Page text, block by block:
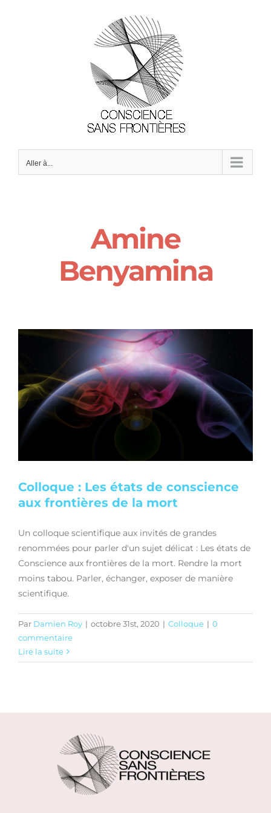
Aller à...
Amine
Benyamina
Colloque : Les états de conscience
aux frontières de la mort
Un colloque scientifique aux invités de grandes
renommées pour parler d'un sujet délicat : Les états de
Conscience aux frontières de la mort. Rendre la mort
moins tabou. Parler, échanger, exposer de manière
scientifique.
Par Damien Roy | octobre 31st, 2020 | Colloque | 0
commentaire
Lire la suite